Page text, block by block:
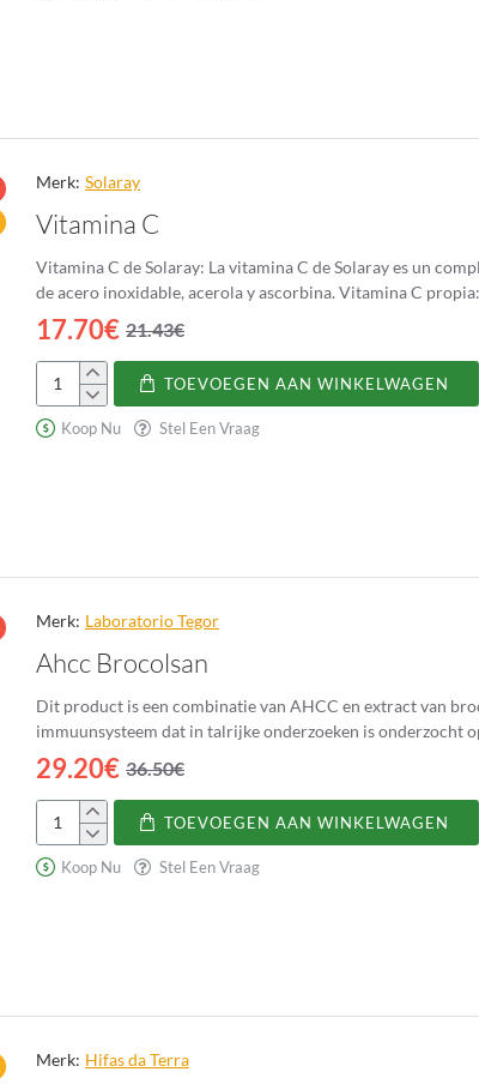
Merk: Solaray
Vitamina C
Vitamina C de Solaray: La vitamina C de Solaray es un complemento alimenticio gemaakt de vitamina C con botellas
17.70€ 21.43€
Vitamina
C
TOEVOEGEN AAN WINKELWAGEN
Koop Nu Stel Een Vraag
Merk: Laboratorio Tegor
Ahcc Brocolsan
Dit product is een combinatie van AHCC en extract van
immuunsysteem dat in talrijke onderzoeken is onderzocht
29.20€ 36.50€
Ahcc
Brocolsan
TOEVOEGEN AAN WINKELWAGEN
Koop Nu Stel Een Vraag
Merk: Hifas da Terra